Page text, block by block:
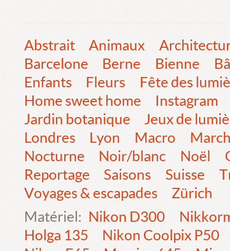
Abstrait Animaux
Barcelone
Berne Bienne
Enfants
Fleurs
Fête des
Home sweet home
Instagram
Jardin botanique
Jeux de
Londres
Lyon Macro
Nocturne
Noir/blanc Noël
Reportage
Saisons Suisse
Voyages & escapades
Zürich
Matériel: Nikon D300
Holga 135
Nikon Coolpix P50